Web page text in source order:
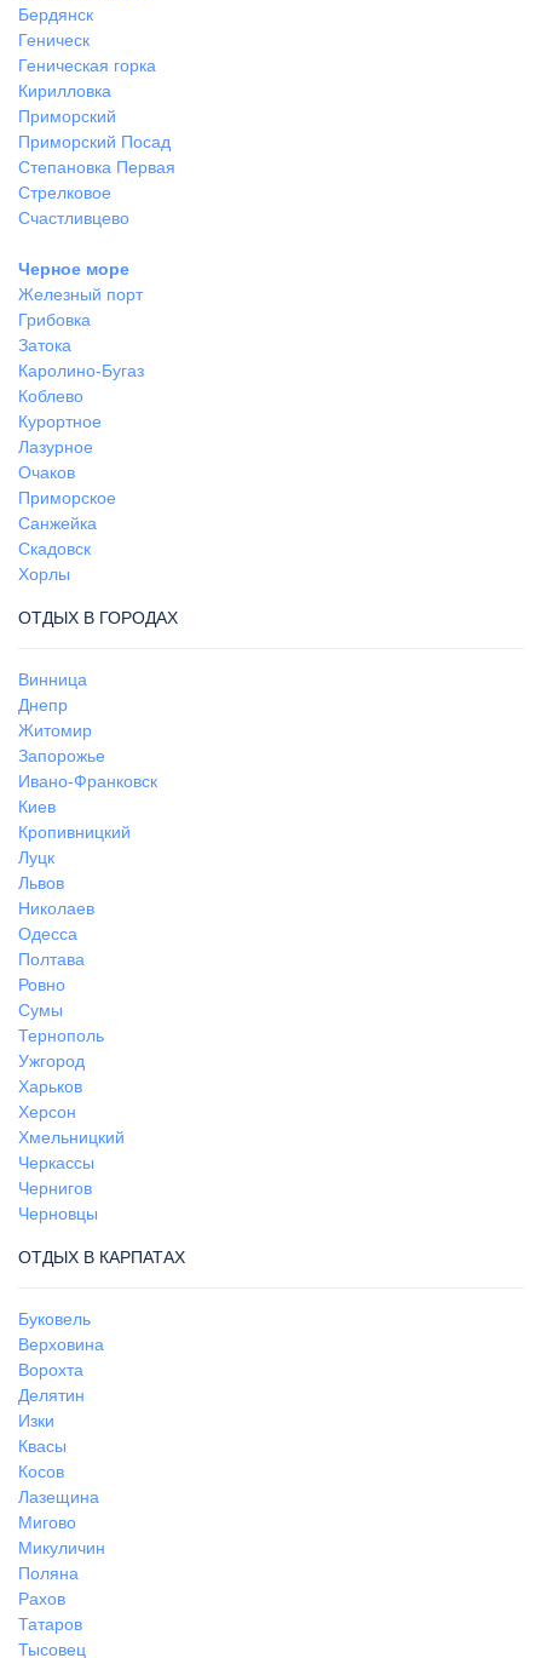
Бердянск
Геническ
Геническая горка
Кирилловка
Приморский
Приморский Посад
Степановка Первая
Стрелковое
Счастливцево
Черное море
Железный порт
Грибовка
Затока
Каролино-Бугаз
Коблево
Курортное
Лазурное
Очаков
Приморское
Санжейка
Скадовск
Хорлы
ОТДЫХ В ГОРОДАХ
Винница
Днепр
Житомир
Запорожье
Ивано-Франковск
Киев
Кропивницкий
Луцк
Львов
Николаев
Одесса
Полтава
Ровно
Сумы
Тернополь
Ужгород
Харьков
Херсон
Хмельницкий
Черкассы
Чернигов
Черновцы
ОТДЫХ В КАРПАТАХ
Буковель
Верховина
Ворохта
Делятин
Изки
Квасы
Косов
Лазещина
Мигово
Микуличин
Поляна
Рахов
Татаров
Тысовец